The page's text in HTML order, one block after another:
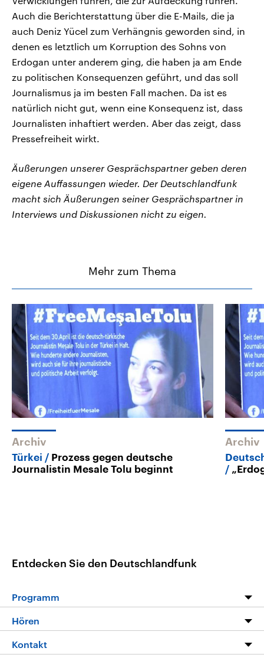
Auch die Berichterstattung über die E-Mails, die ja
auch Deniz Yücel zum Verhängnis geworden sind, in
denen es letztlich um Korruption des Sohns von
Erdogan unter anderem ging, die haben ja am Ende
zu politischen Konsequenzen geführt, und das soll
Journalismus ja im besten Fall machen. Da ist es
natürlich nicht gut, wenn eine Konsequenz ist, dass
Journalisten inhaftiert werden. Aber das zeigt, dass
Pressefreiheit wirkt.
Äußerungen unserer Gesprächspartner geben deren
eigene Auffassungen wieder. Der Deutschlandfunk
macht sich Äußerungen seiner Gesprächspartner in
Interviews und Diskussionen nicht zu eigen.
Mehr zum Thema
Archiv
Türkei
Prozess gegen deutsche
Journalistin Mesale Tolu beginnt
Archiv
Entdecken Sie den Deutschlandfunk
Programm
Programm
Die Nachrichten
Hören
Livestream
Kontakt